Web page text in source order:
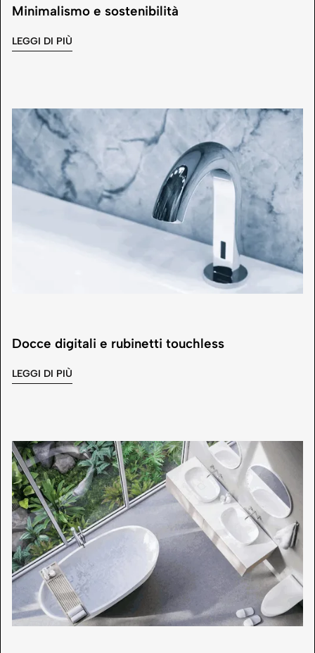
Minimalismo e sostenibilità
LEGGI DI PIÙ
Docce digitali e rubinetti touchless
LEGGI DI PIÙ